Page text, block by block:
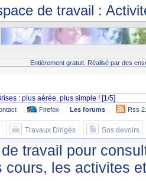
de travail :
Entièrement gratuit. Réalisé par des
Firefox Les forums Rss
Travaux Dirigés Sos devoirs
travail pour
cours, les activites